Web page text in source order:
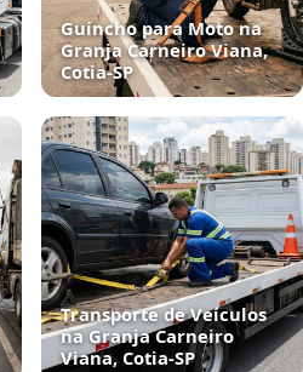
Guincho para Moto na
Granja Carneiro Viana,
Cotia‑SP
Transporte de Veículos
na Granja Carneiro
Viana, Cotia‑SP